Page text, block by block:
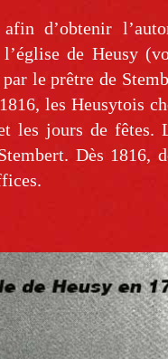
d’obtenir
de Heusy
le prêtre de
les Heusytois
les jours de fêtes.
Dès 1816,